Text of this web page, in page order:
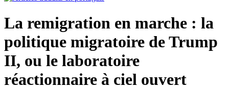
La remigration en marche : la
politique migratoire de Trump
II, ou le laboratoire
réactionnaire à ciel ouvert